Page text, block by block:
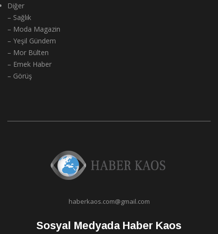
Diğer
– Sağlık
– Moda Magazin
– Yeşil Gündem
– Mor Bülten
– Emek Haber
– Görüş
haberkaos.com@gmail.com
Sosyal Medyada Haber Kaos